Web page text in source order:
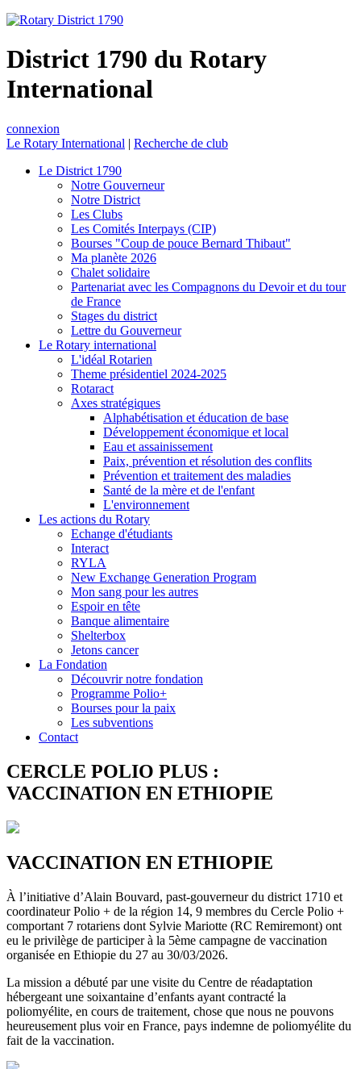
District 1790 du Rotary
International
connexion
Le Rotary International | Recherche de club
Le District 1790
Notre Gouverneur
Notre District
Les Clubs
Les Comités Interpays (CIP)
Bourses "Coup de pouce Bernard Thibaut"
Ma planète 2026
Chalet solidaire
Partenariat avec les Compagnons du Devoir et du tour
de France
Stages du district
Lettre du Gouverneur
Le Rotary international
L'idéal Rotarien
Theme présidentiel 2024-2025
Rotaract
Axes stratégiques
Alphabétisation et éducation de base
Développement économique et local
Eau et assainissement
Paix, prévention et résolution des conflits
Prévention et traitement des maladies
Santé de la mère et de l'enfant
L'environnement
Les actions du Rotary
Echange d'étudiants
Interact
RYLA
New Exchange Generation Program
Mon sang pour les autres
Espoir en tête
Banque alimentaire
Shelterbox
Jetons cancer
La Fondation
Découvrir notre fondation
Programme Polio+
Bourses pour la paix
Les subventions
Contact
CERCLE POLIO PLUS :
VACCINATION EN ETHIOPIE
VACCINATION EN ETHIOPIE
À l’initiative d’Alain Bouvard, past-gouverneur du district 1710 et
coordinateur Polio + de la région 14, 9 membres du Cercle Polio +
comportant 7 rotariens dont Sylvie Mariotte (RC Remiremont) ont
eu le privilège de participer à la 5ème campagne de vaccination
organisée en Ethiopie du 27 au 30/03/2026.
La mission a débuté par une visite du Centre de réadaptation
hébergeant une soixantaine d’enfants ayant contracté la
poliomyélite, en cours de traitement, chose que nous ne pouvons
heureusement plus voir en France, pays indemne de poliomyélite du
fait de la vaccination.